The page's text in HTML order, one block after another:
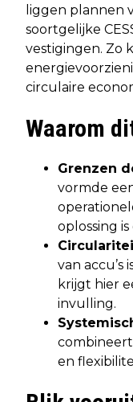
liggen plannen
soortgelijke
vestigingen. Zo
circulaire
Waarom
Grenzen
vormde
oplossing
van accu’s
krijgt hier
invulling.
en